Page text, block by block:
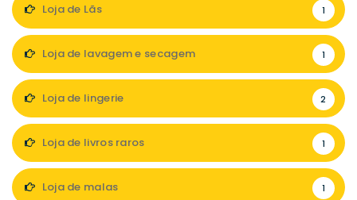
Loja de Lãs 1
Loja de lavagem e secagem 1
Loja de lingerie 2
Loja de livros raros 1
Loja de malas 1